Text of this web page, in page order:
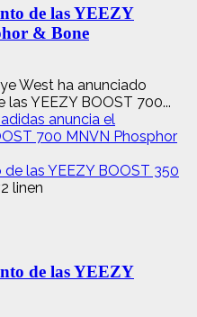
de las YEEZY
& Bone
West ha anunciado
YEEZY BOOST 700...
anuncia el
700 MNVN Phosphor
las YEEZY BOOST 350
de las YEEZY